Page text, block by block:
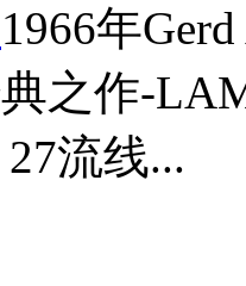
1966年
之作-
流线...